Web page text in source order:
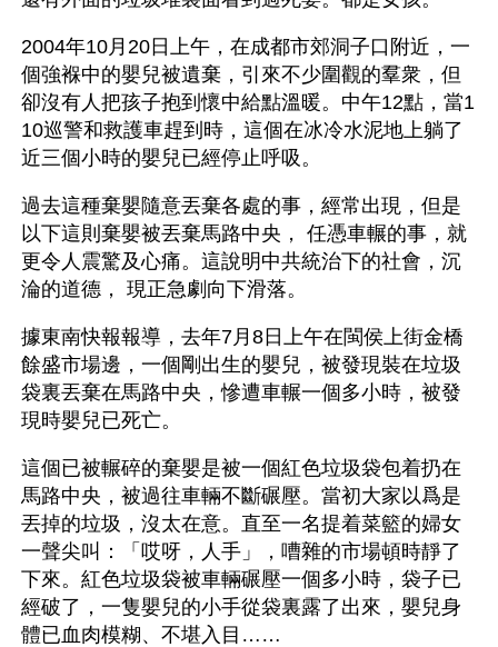
2004年10月20日上午，在成都市郊洞子口附近，一
個強褓中的嬰兒被遺棄，引來不少圍觀的羣衆，但
卻沒有人把孩子抱到懷中給點溫暖。中午12點，當1
10巡警和救護車趕到時，這個在冰冷水泥地上躺了
近三個小時的嬰兒已經停止呼吸。
過去這種棄嬰隨意丟棄各處的事，經常出現，但是
以下這則棄嬰被丟棄馬路中央， 任憑車輾的事，就
更令人震驚及心痛。這說明中共統治下的社會，沉
淪的道德， 現正急劇向下滑落。
據東南快報報導，去年7月8日上午在閩侯上街金橋
餘盛市場邊，一個剛出生的嬰兒，被發現裝在垃圾
袋裏丟棄在馬路中央，慘遭車輾一個多小時，被發
現時嬰兒已死亡。
這個已被輾碎的棄嬰是被一個紅色垃圾袋包着扔在
馬路中央，被過往車輛不斷碾壓。當初大家以爲是
丟掉的垃圾，沒太在意。直至一名提着菜籃的婦女
一聲尖叫：「哎呀，人手」，嘈雜的市場頓時靜了
下來。紅色垃圾袋被車輛碾壓一個多小時，袋子已
經破了，一隻嬰兒的小手從袋裏露了出來，嬰兒身
體已血肉模糊、不堪入目……